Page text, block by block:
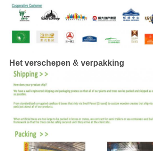
Het verschepen & verpakking